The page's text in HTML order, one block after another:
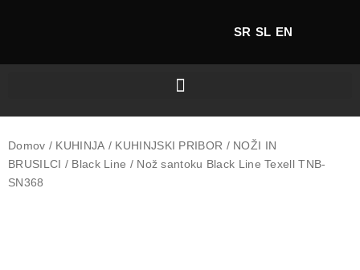
SR SL EN
Domov / KUHINJA / KUHINJSKI PRIBOR / NOŽI IN
BRUSILCI / Black Line / Nož santoku Black Line Texell TNB-
SN368